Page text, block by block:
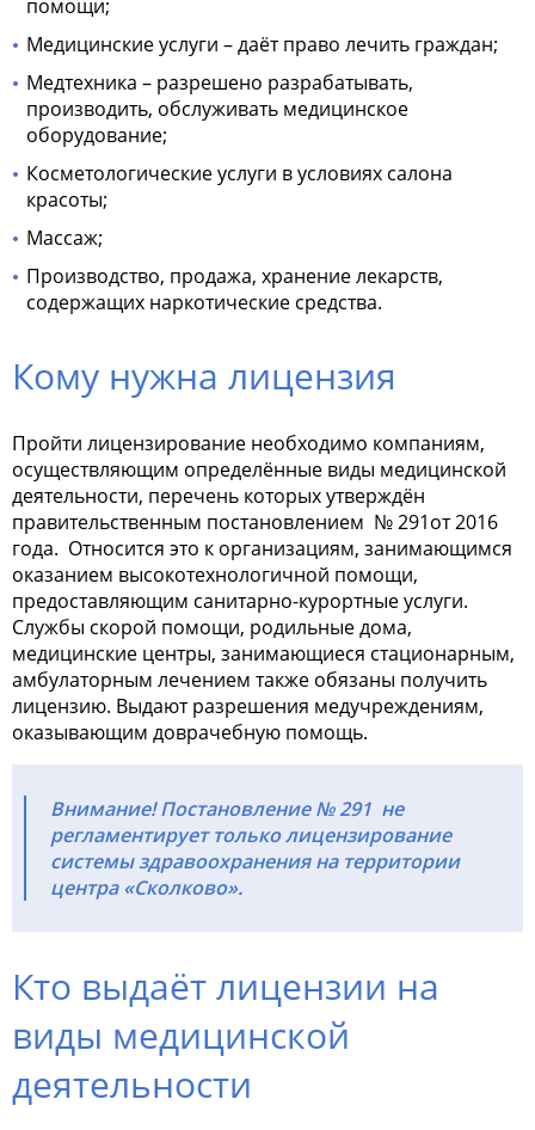
помощи;
Медицинские услуги – даёт право лечить граждан;
Медтехника – разрешено разрабатывать,
производить, обслуживать медицинское
оборудование;
Косметологические услуги в условиях салона
красоты;
Массаж;
Производство, продажа, хранение лекарств,
содержащих наркотические средства.
Кому нужна лицензия
Пройти лицензирование необходимо компаниям,
осуществляющим определённые виды медицинской
деятельности, перечень которых утверждён
правительственным постановлением № 291от 2016
года. Относится это к организациям, занимающимся
оказанием высокотехнологичной помощи,
предоставляющим санитарно-курортные услуги.
Службы скорой помощи, родильные дома,
медицинские центры, занимающиеся стационарным,
амбулаторным лечением также обязаны получить
лицензию. Выдают разрешения медучреждениям,
оказывающим доврачебную помощь.
Внимание! Постановление № 291 не
регламентирует только лицензирование
системы здравоохранения на территории
центра «Сколково».
Кто выдаёт лицензии на
виды медицинской
деятельности